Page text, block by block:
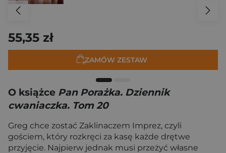
55,35 zł
ZAMÓW ZESTAW
O książce Pan Porażka. Dziennik
cwaniaczka. Tom 20
Greg chce zostać Zaklinaczem Imprez, czyli
gościem, który rozkręci za kasę każde drętwe
przyjęcie. Najpierw jednak musi przeżyć własne